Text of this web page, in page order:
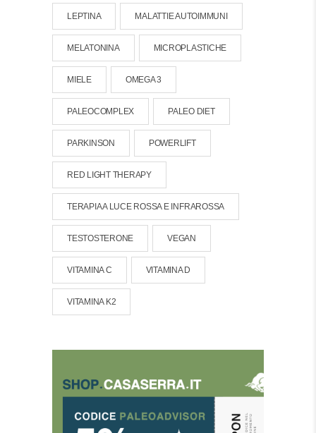
LEPTINA MALATTIE AUTOIMMUNI
MELATONINA MICROPLASTICHE
MIELE OMEGA 3
PALEOCOMPLEX PALEO DIET
PARKINSON POWERLIFT
RED LIGHT THERAPY
TERAPIA A LUCE ROSSA E INFRAROSSA
TESTOSTERONE VEGAN
VITAMINA C VITAMINA D
VITAMINA K2